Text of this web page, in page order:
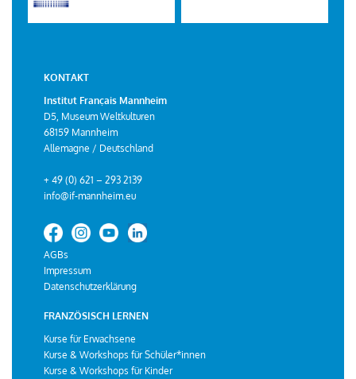
KONTAKT
Institut Français Mannheim
D5, Museum Weltkulturen
68159 Mannheim
Allemagne / Deutschland
+ 49 (0) 621 – 293 2139
info@if-mannheim.eu
AGBs
Impressum
Datenschutzerklärung
FRANZÖSISCH LERNEN
Kurse für Erwachsene
Kurse & Workshops für Schüler*innen
Kurse & Workshops für Kinder